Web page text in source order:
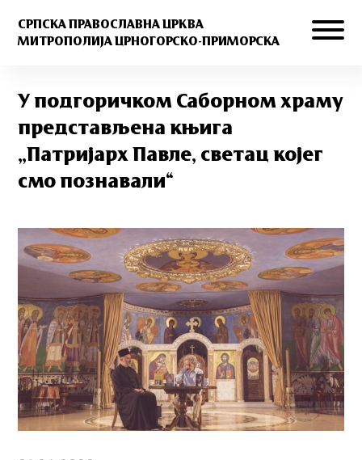
СРПСКА ПРАВОСЛАВНА ЦРКВА
МИТРОПОЛИЈА ЦРНОГОРСКО-ПРИМОРСКА
У подгоричком Саборном храму
представљена књига
„Патријарх Павле, светац којег
смо познавали“